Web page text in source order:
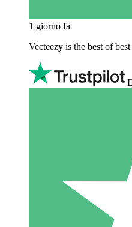
1 giorno fa
Vecteezy is the best of best